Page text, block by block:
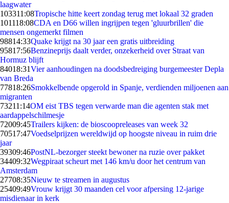
laagwater
103311:08Tropische hitte keert zondag terug met lokaal 32 graden
101118:08CDA en D66 willen ingrijpen tegen 'gluurbrillen' die
mensen ongemerkt filmen
98814:33Quake krijgt na 30 jaar een gratis uitbreiding
95817:56Benzineprijs daalt verder, onzekerheid over Straat van
Hormuz blijft
84018:31Vier aanhoudingen na doodsbedreiging burgemeester Depla
van Breda
77818:26Smokkelbende opgerold in Spanje, verdienden miljoenen aan
migranten
73211:14OM eist TBS tegen verwarde man die agenten stak met
aardappelschilmesje
72009:45Trailers kijken: de bioscoopreleases van week 32
70517:47Voedselprijzen wereldwijd op hoogste niveau in ruim drie
jaar
39309:46PostNL-bezorger steekt bewoner na ruzie over pakket
34409:32Wegpiraat scheurt met 146 km/u door het centrum van
Amsterdam
27708:35Nieuw te streamen in augustus
25409:49Vrouw krijgt 30 maanden cel voor afpersing 12-jarige
misdienaar in kerk